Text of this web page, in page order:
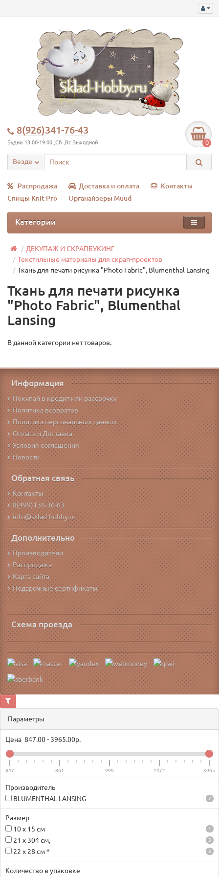
8(926)341-76-43
Будни 13:00-19:00 ,Сб ,Вс Выходной 0
Везде
Распродажа Доставка и оплата
Контакты
Спицы Knit Pro
Органайзеры Muud
Категории
ДЕКУПАЖ И СКРАПБУКИНГ
Текстильные материалы для скрап-проектов
Ткань для печати рисунка "Photo Fabric", Blumenthal Lansing
Ткань для печати рисунка
"Photo Fabric", Blumenthal
Lansing
В данной категории нет товаров.
Информация
Покупай в кредит или рассрочку
Политика возвратов
Политика персональных данных
Оплата и Доставка
Условия соглашения
Новости
Обратная связь
Контакты
8(499)136-36-63
info@sklad-hobby.ru
Дополнительно
Производители
Распродажа
Карта сайта
Подарочные сертификаты
Схема проезда
Параметры
Цена 847.00- 3965.00р.
847 861 999 1472 3965
Производитель
BLUMENTHAL LANSING
7
Размер
10 x 15 см
1
21 x 304 см, 3
22 x 28 см * 3
Количество в упаковке